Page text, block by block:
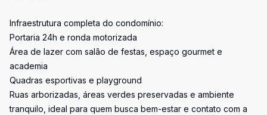
Infraestrutura completa do condomínio:
Portaria 24h e ronda motorizada
Área de lazer com salão de festas, espaço gourmet e
academia
Quadras esportivas e playground
Ruas arborizadas, áreas verdes preservadas e ambiente
tranquilo, ideal para quem busca bem-estar e contato com a